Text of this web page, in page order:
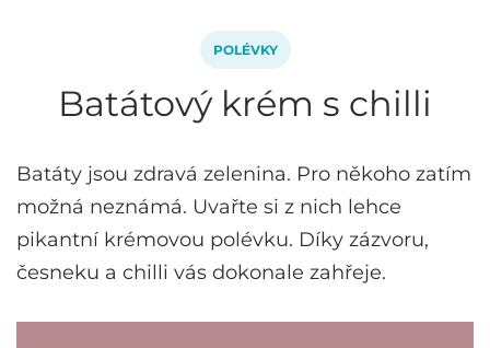
POLÉVKY
Batátový krém s chilli
Batáty jsou zdravá zelenina. Pro někoho zatím
možná neznámá. Uvařte si z nich lehce
pikantní krémovou polévku. Díky zázvoru,
česneku a chilli vás dokonale zahřeje.